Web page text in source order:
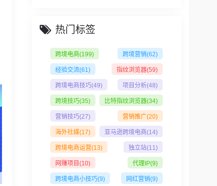
热门标签
跨境电商(199) 跨境营销(62)
经验交流(61) 指纹浏览器(59)
跨境电商技巧(49) 项目分析(48)
跨境技巧(35) 比特指纹浏览器(34)
营销技巧(27) 营销推广(20)
海外社媒(17) 亚马逊跨境电商(14)
跨境电商运营(13) 独立站(11)
网赚项目 (10) 代理IP(9)
跨境电商小技巧(9) 网红营销(9)